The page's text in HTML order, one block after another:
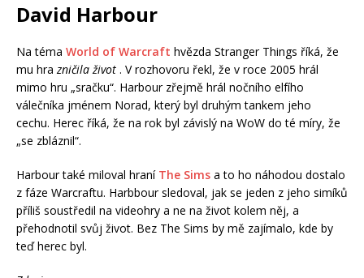
David Harbour
Na téma World of Warcraft hvězda Stranger Things říká, že
mu hrazničila život . V rozhovoru řekl, že v roce 2005 hrál
mimo hru „sračku“. Harbour zřejmě hrál nočního elfího
válečníka jménem Norad, který byl druhým tankem jeho
cechu. Herec říká, že na rok byl závislý na WoW do té míry, že
„se zbláznil“.
Harbour také miloval hraní The Sims a to ho náhodou dostalo
z fáze Warcraftu. Harbbour sledoval, jak se jeden z jeho simíků
příliš soustředil na videohry a ne na život kolem něj, a
přehodnotil svůj život. Bez The Sims by mě zajímalo, kde by
teď herec byl.